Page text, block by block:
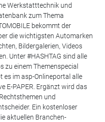
Werkstatttechnik und
zum Thema
bekommt der
die wichtigsten Automarken
Bildergalerien, Videos
Unter #HASHTAG sind alle
zu einem Themenspecial
es im asp-Onlineportal alle
E-PAPER. Ergänzt wird das
und
Ein kostenloser
aktuellen Branchen-